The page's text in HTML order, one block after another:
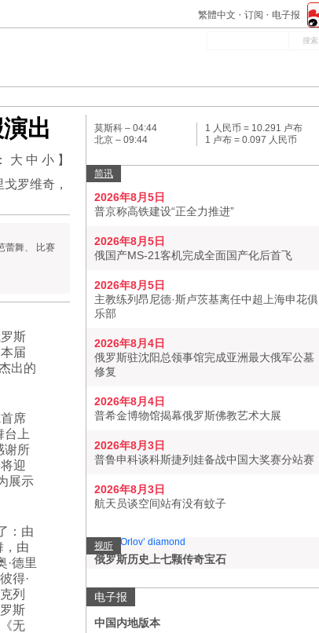
繁體中文 订阅 电子报
出
大 中 小 】
罗维奇，
蕾舞、 比赛
斯
届
出的
席
台上
谢所
迎
展示
：由
，由
·德里
得·
列
斯
无
莫斯科 – 04:44
北京 – 09:44
1 人民币 = 10.291 卢布
1 卢布 = 0.097 人民币
简讯
2026年8月5日
普京称高铁建设“正全力推进”
2026年8月5日
俄国产MS-21客机完成全面国产化后首飞
2026年8月5日
主教练列昂尼德·斯卢茨基离任中超上海申花俱
乐部
2026年8月4日
俄罗斯驻沈阳总领事馆完成亚洲最大俄军公墓
修复
2026年8月4日
普希金博物馆揭幕俄罗斯佛教艺术大展
2026年8月3日
普鲁申科谈科斯捷列娃备战中国大奖赛分站赛
2026年8月3日
航天员谈空间站有没有蚊子
视听
俄罗斯历史上七颗传奇宝石
电子报
中国内地版本